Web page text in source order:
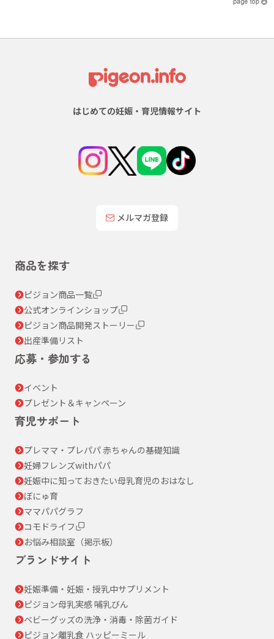
はじめての妊娠・育児情報サイト
メルマガ登録
商品を探す
ピジョン商品一覧
公式オンラインショップ
ピジョン商品開発ストーリー
出産準備リスト
応募・参加する
イベント
プレゼント＆キャンペーン
育児サポート
プレママ・プレパパ 赤ちゃんの基礎知識
妊婦フレンズwithパパ
妊娠中に知っておきたい母乳育児のおはなし
ぼにゅ育
ママパパグラフ
コモドライフ
お悩み相談室（掲示板）
ブランドサイト
妊娠準備・妊娠・授乳中サプリメント
ピジョン母乳実感 哺乳びん
ベビーグッズの洗浄・消毒・除菌ガイド
ピジョン離乳食 ハッピーミール